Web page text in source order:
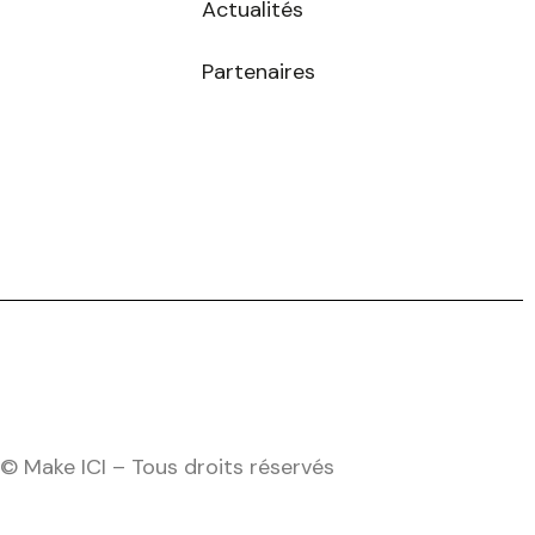
Actualités
Partenaires
© Make ICI – Tous droits réservés